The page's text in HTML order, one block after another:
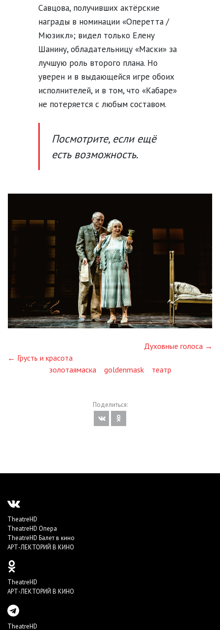
Савцова, получивших актёрские
награды в номинации «Оперетта /
Мюзикл»; видел только Елену
Шанину, обладательницу «Маски» за
лучшую роль второго плана. Но
уверен и в выдающейся игре обоих
исполнителей, и в том, что «Кабаре»
не потеряется с любым составом.
Посмотрите, если ещё
есть возможность.
Духовные голоса →
← Грусть и красота
золотаямаска
goldenmask театр
Поделиться:
TheatreHD
TheatreHD Опера
TheatreHD Балет в кино
АРТ-ЛЕКТОРИЙ В КИНО
TheatreHD
АРТ-ЛЕКТОРИЙ В КИНО
TheatreHD